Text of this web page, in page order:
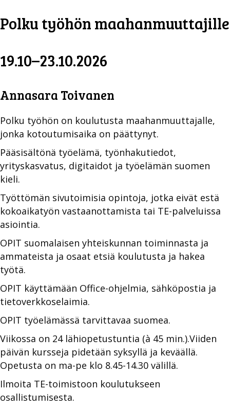
Polku työhön maahanmuuttajille
19.10–23.10.2026
Annasara Toivanen
Polku työhön on koulutusta maahanmuuttajalle,
jonka kotoutumisaika on päättynyt.
Pääsisältönä työelämä, työnhakutiedot,
yrityskasvatus, digitaidot ja työelämän suomen
kieli.
Työttömän sivutoimisia opintoja, jotka eivät estä
kokoaikatyön vastaanottamista tai TE-palveluissa
asiointia.
OPIT suomalaisen yhteiskunnan toiminnasta ja
ammateista ja osaat etsiä koulutusta ja hakea
työtä.
OPIT käyttämään Office-ohjelmia, sähköpostia ja
tietoverkkoselaimia.
OPIT työelämässä tarvittavaa suomea.
Viikossa on 24 lähiopetustuntia (à 45 min.).Viiden
päivän kursseja pidetään syksyllä ja keväällä.
Opetusta on ma-pe klo 8.45-14.30 välillä.
Ilmoita TE-toimistoon koulutukseen
osallistumisesta.